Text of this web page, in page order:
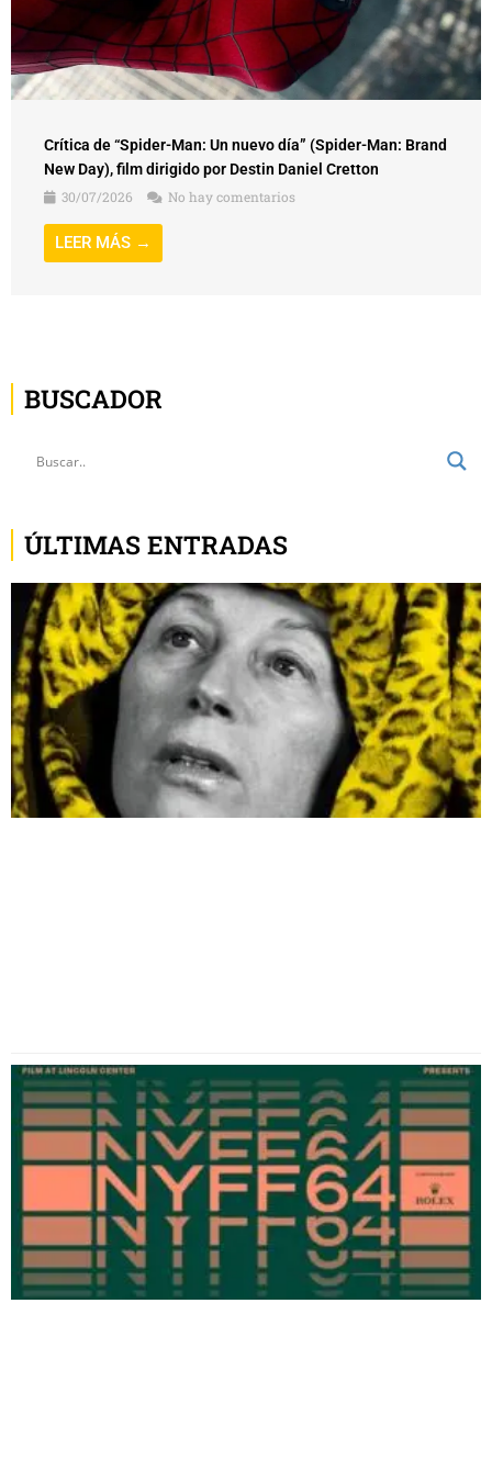
Crítica de “Spider-Man: Un nuevo día” (Spider-Man: Brand
New Day), film dirigido por Destin Daniel Cretton
30/07/2026
No hay comentarios
LEER MÁS →
BUSCADOR
ÚLTIMAS ENTRADAS